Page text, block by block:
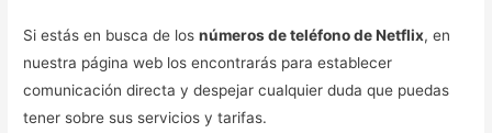
Si estás en busca de losnúmeros de teléfono de Netflix, en
nuestra página web los encontrarás para establecer
comunicación directa y despejar cualquier duda que puedas
tener sobre sus servicios y tarifas.